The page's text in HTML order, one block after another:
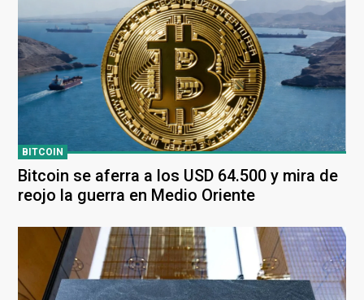
BITCOIN
Bitcoin se aferra a los USD 64.500 y mira de
reojo la guerra en Medio Oriente